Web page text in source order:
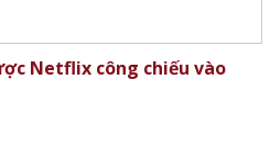
Netflix công chiếu vào